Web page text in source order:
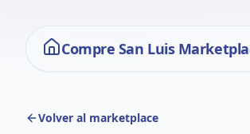
Compre San Luis
Volver al marketplace